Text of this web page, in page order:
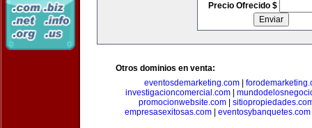
Precio Ofrecido $
Otros dominios en venta:
eventosdemarketing.com|
investigacioncomercial.com
promocionwebsite.com
empresasexitosas.com
eventosybanquetes.com